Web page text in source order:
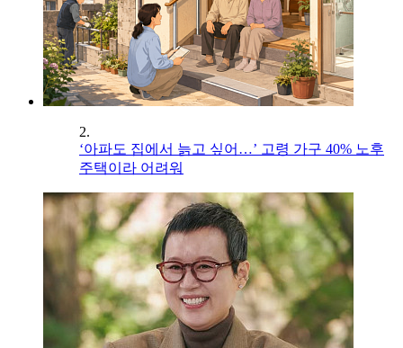
2.
‘아파도 집에서 늙고 싶어…’ 고령 가구 40% 노후
주택이라 어려워